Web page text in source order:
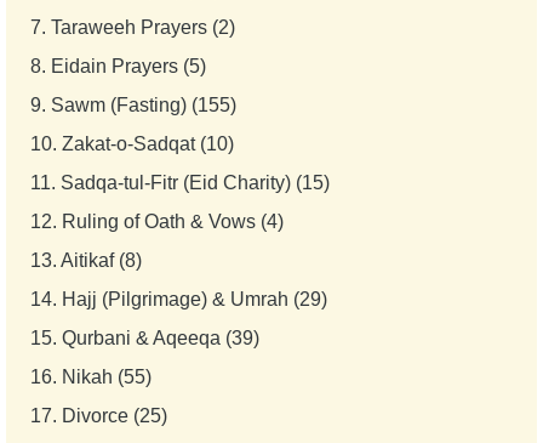
7. Taraweeh Prayers (2)
8. Eidain Prayers (5)
9. Sawm (Fasting) (155)
10. Zakat-o-Sadqat (10)
11. Sadqa-tul-Fitr (Eid Charity) (15)
12. Ruling of Oath & Vows (4)
13. Aitikaf (8)
14. Hajj (Pilgrimage) & Umrah (29)
15. Qurbani & Aqeeqa (39)
16. Nikah (55)
17. Divorce (25)